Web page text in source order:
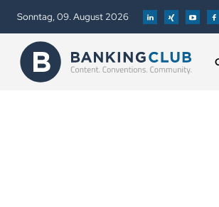
Sonntag, 09. August 2026